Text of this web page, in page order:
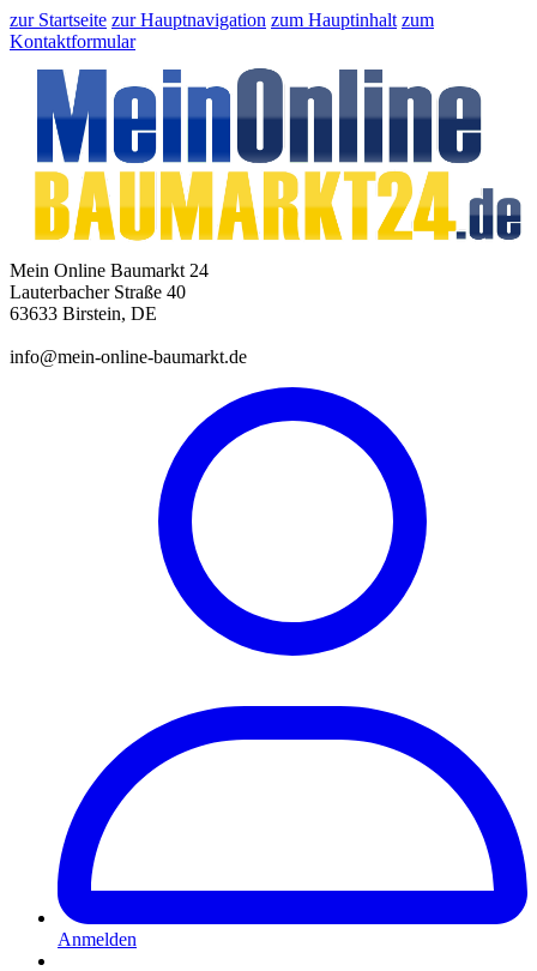
zur Startseite zur Hauptnavigation zum Hauptinhalt zum
Kontaktformular
Mein Online Baumarkt 24
Lauterbacher Straße 40
63633 Birstein, DE
info@mein-online-baumarkt.de
Anmelden